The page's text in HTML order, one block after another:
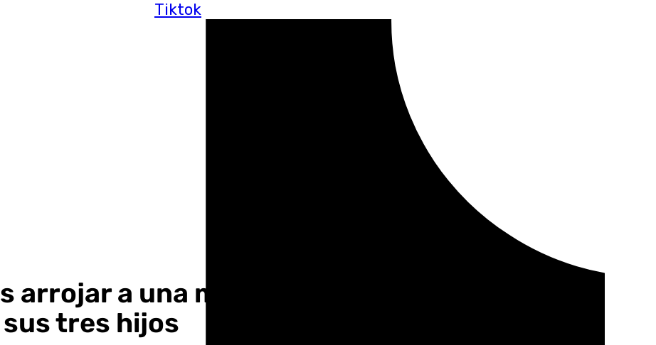
Tiktok
arrojar a una mujer de un vehículo en marcha y
sus tres hijos